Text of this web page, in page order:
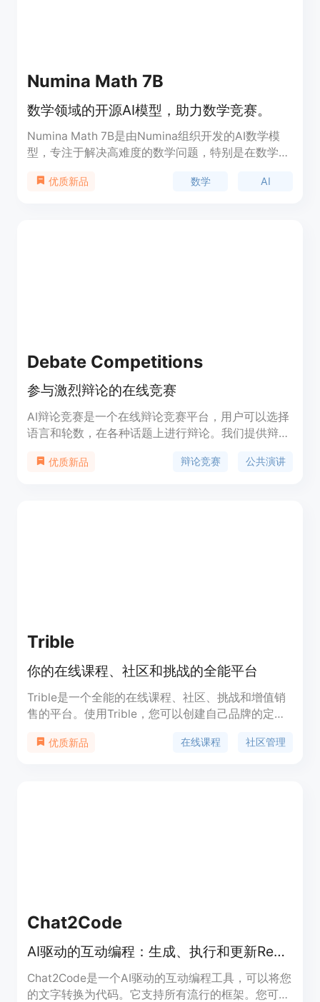
Numina Math 7B
数学领域的开源AI模型，助力数学竞赛。
Numina Math 7B是由Numina组织开发的AI数学模
型，专注于解决高难度的数学问题，特别是在数学竞
名，显示出其在解决复杂数学问题上的强大能力。
优质新品 数学 AI
Debate Competitions
参与激烈辩论的在线竞赛
AI辩论竞赛是一个在线辩论竞赛平台，用户可以选择
语言和轮数，在各种话题上进行辩论。我们提供辩论
论技巧和思辨能力。
优质新品 辩论竞赛 公共演讲
Trible
你的在线课程、社区和挑战的全能平台
Trible是一个全能的在线课程、社区、挑战和增值销
售的平台。使用Trible，您可以创建自己品牌的定制
线辅导，接受付款，并获得实时数据分析。Trible提
优质新品 在线课程 社区管理
Chat2Code
AI驱动的互动编程：生成、执行和更新React组件。
Chat2Code是一个AI驱动的互动编程工具，可以将您
的文字转换为代码。它支持所有流行的框架。您可以